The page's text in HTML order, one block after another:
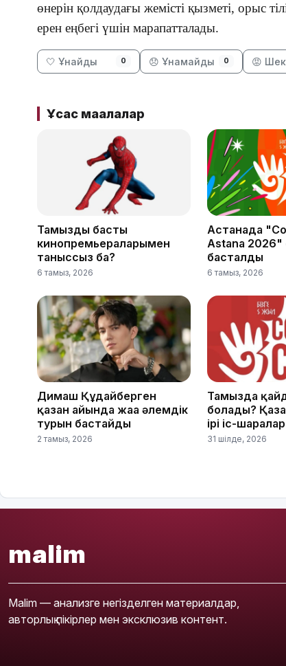
өнерін қолдаудағы жемісті қызметі, орыс
ерен еңбегі үшін марапатталады.
🤍 Ұнайды 0 😞 Ұнамайды 0 😡
Ұқсас мақалалар
Тамыздың басты
кинопремьераларымен
таныссыз ба?
6 тамыз, 2026
Астанада
Astana 2026"
басталды
6 тамыз, 2026
Димаш Құдайберген
қазан айында жаңа әлемдік
турын бастайды
2 тамыз, 2026
Тамызда
болады?
ірі іс-шаралар
31 шілде, 2026
malim
Malim — анализге негізделген материалдар,
авторлық пікірлер мен эксклюзив контент.